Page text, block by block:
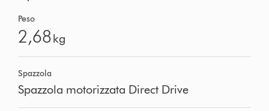
Peso
2,68kg
Spazzola
Spazzola motorizzata Direct Drive